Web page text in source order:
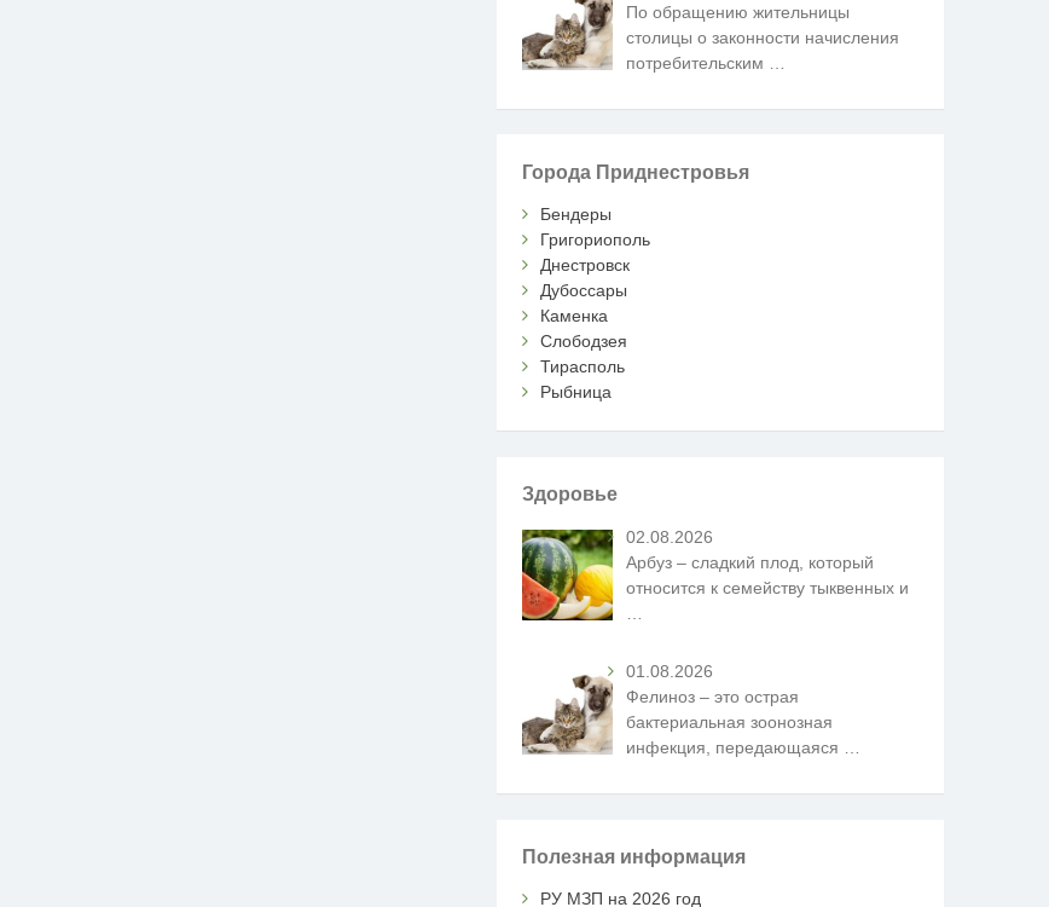
По обращению жительницы
столицы о законности начисления
потребительским
Города Приднестровья
Бендеры
Григориополь
Днестровск
Дубоссары
Каменка
Слободзея
Тирасполь
Рыбница
Здоровье
02.08.2026
Арбуз – сладкий плод, который
относится к семейству тыквенных и
01.08.2026
Фелиноз – это острая
бактериальная зоонозная
инфекция, передающаяся
Полезная информация
РУ МЗП на 2026 год